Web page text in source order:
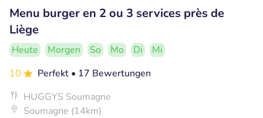
Menu burger en 2 ou 3 services près de
Liège
Heute Morgen So Mo Di
Mi
10
Perfekt • 17 Bewertungen
HUGGYS Soumagne
Soumagne (14km)